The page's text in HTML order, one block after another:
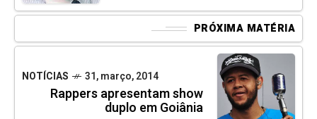
PRÓXIMA MATÉRIA
NOTÍCIAS 31, março, 2014
Rappers apresentam show
duplo em Goiânia